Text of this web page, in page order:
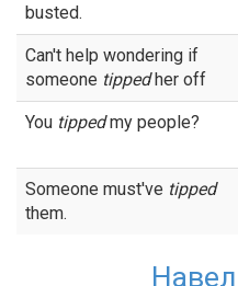
busted.
Can't help wondering if
someone tippedher off
You tippedmy people?
Someone must've tipped
them.
Навел